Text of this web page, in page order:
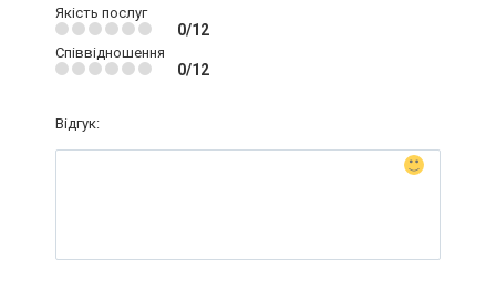
Якість послуг
0/12
Співвідношення
0/12
Відгук: